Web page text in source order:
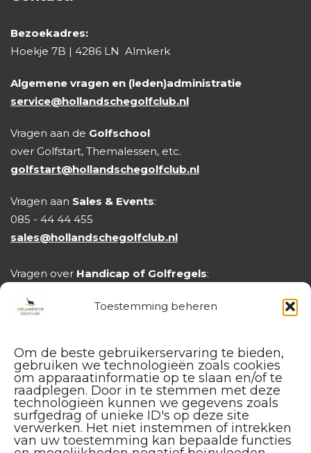
Toestemming beheren
Om de beste gebruikerservaring te bieden,
gebruiken we technologieën zoals cookies
om apparaatinformatie op te slaan en/of te
raadplegen. Door in te stemmen met deze
technologieën kunnen we gegevens zoals
surfgedrag of unieke ID's op deze site
verwerken. Het niet instemmen of intrekken
van uw toestemming kan bepaalde functies
Bezoekadres:
Hoekje 7B | 4286 LN Almkerk
Algemene vragen en (leden)administratie
service@hollandschegolfclub.nl
Vragen aan de Golfschool
over Golfstart, Themalessen, etc.
golfstart@hollandschegolfclub.nl
Vragen aan Sales & Events:
085 - 44 44 455
sales@hollandschegolfclub.nl
Vragen over Handicap of Golfregels: